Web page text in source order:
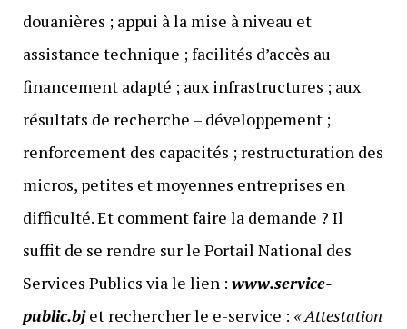
douanières ; appui à la mise à niveau et
assistance technique ; facilités d’accès au
financement adapté ; aux infrastructures ; aux
résultats de recherche – développement ;
renforcement des capacités ; restructuration des
micros, petites et moyennes entreprises en
difficulté. Et comment faire la demande ? Il
suffit de se rendre sur le Portail National des
Services Publics via le lien : www.service-
public.bjet rechercher le e-service : « Attestation